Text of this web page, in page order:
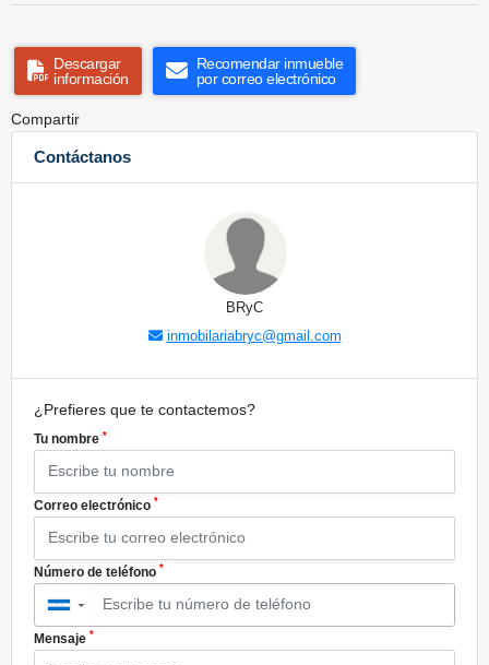
Descargar
información
Recomendar inmueble
por correo electrónico
Compartir
Contáctanos
BRyC
inmobilariabryc@gmail.com
¿Prefieres que te contactemos?
Tu nombre *
Correo electrónico *
Número de teléfono *
▼
Mensaje *